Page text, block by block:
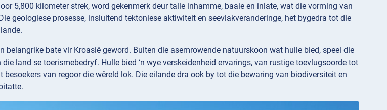
5,800 kilometer strek, word gekenmerk deur talle inhamme, baaie en inlate, wat die vorming van
geologiese prosesse, insluitend tektoniese aktiwiteit en seevlakveranderinge, het bygedra tot die
belangrike bate vir Kroasië geword. Buiten die asemrowende natuurskoon wat hulle bied, speel die
die land se toerismebedryf. Hulle bied ‘n wye verskeidenheid ervarings, van rustige toevlugsoorde tot
besoekers van regoor die wêreld lok. Die eilande dra ook by tot die bewaring van biodiversiteit en